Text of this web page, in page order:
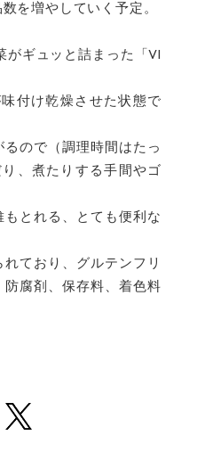
を増やしていく予定。
がギュッと詰まった「VI
付け乾燥させた状態で
ので（調理時間はたっ
、煮たりする手間やゴ
とれる、とても便利な
ており、グルテンフリ
腐剤、保存料、着色料